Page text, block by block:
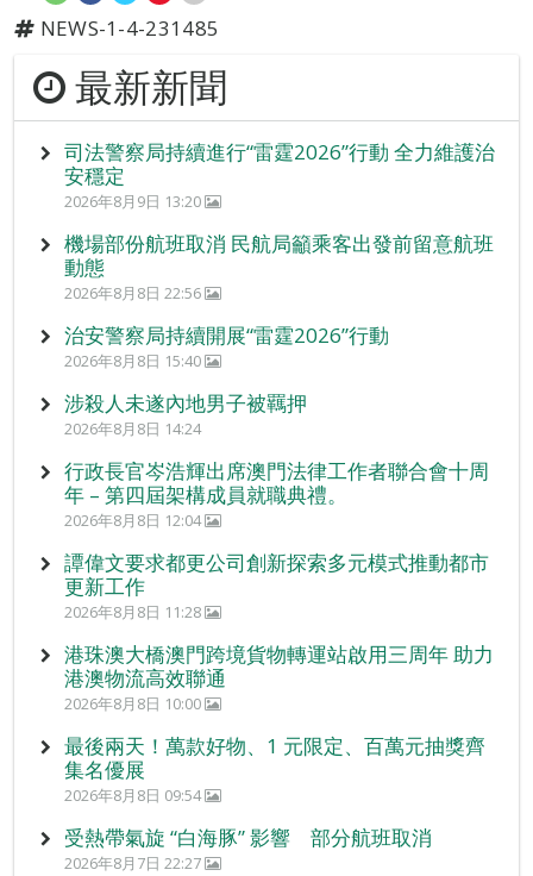
NEWS-1-4-231485
最新新聞
司法警察局持續進行“雷霆2026”行動 全力維護治
安穩定
2026年8月9日 13:20
機場部份航班取消 民航局籲乘客出發前留意航班
動態
2026年8月8日 22:56
治安警察局持續開展“雷霆2026”行動
2026年8月8日 15:40
涉殺人未遂內地男子被羈押
2026年8月8日 14:24
行政長官岑浩輝出席澳門法律工作者聯合會十周
年 – 第四屆架構成員就職典禮。
2026年8月8日 12:04
譚偉文要求都更公司創新探索多元模式推動都市
更新工作
2026年8月8日 11:28
港珠澳大橋澳門跨境貨物轉運站啟用三周年 助力
港澳物流高效聯通
2026年8月8日 10:00
最後兩天！萬款好物、1 元限定、百萬元抽獎齊
集名優展
2026年8月8日 09:54
受熱帶氣旋 “白海豚” 影響 部分航班取消
2026年8月7日 22:27